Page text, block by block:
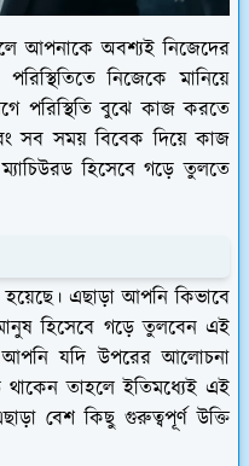
আপনাকে অবশ্যই নিজেদের
নিজেকে মানিয়ে
পরিস্থিতি বুঝে কাজ করতে
সব সময় বিবেক দিয়ে কাজ
হিসেবে গড়ে তুলতে
হয়েছে। এছাড়া আপনি কিভাবে
হিসেবে গড়ে তুলবেন এই
আপনি যদি উপরের আলোচনা
তাহলে ইতিমধ্যেই এই
বেশ কিছু গুরুত্বপূর্ণ উক্তি